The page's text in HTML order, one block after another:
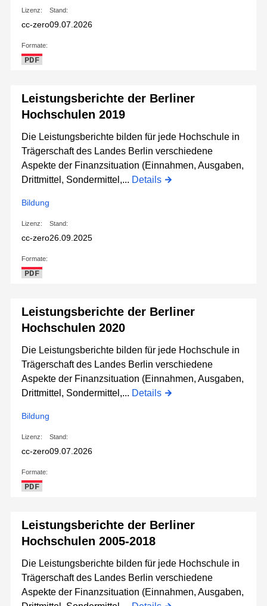
Lizenz:
cc-zero
Stand:
09.07.2026
Formate:
PDF
Leistungsberichte der Berliner
Hochschulen 2019
Die Leistungsberichte bilden für jede Hochschule in
Trägerschaft des Landes Berlin verschiedene
Aspekte der Finanzsituation (Einnahmen, Ausgaben,
Drittmittel, Sondermittel,... Details
Bildung
Lizenz:
cc-zero
Stand:
26.09.2025
Formate:
PDF
Leistungsberichte der Berliner
Hochschulen 2020
Die Leistungsberichte bilden für jede Hochschule in
Trägerschaft des Landes Berlin verschiedene
Aspekte der Finanzsituation (Einnahmen, Ausgaben,
Drittmittel, Sondermittel,... Details
Bildung
Lizenz:
cc-zero
Stand:
09.07.2026
Formate:
PDF
Leistungsberichte der Berliner
Hochschulen 2005-2018
Die Leistungsberichte bilden für jede Hochschule in
Trägerschaft des Landes Berlin verschiedene
Aspekte der Finanzsituation (Einnahmen, Ausgaben,